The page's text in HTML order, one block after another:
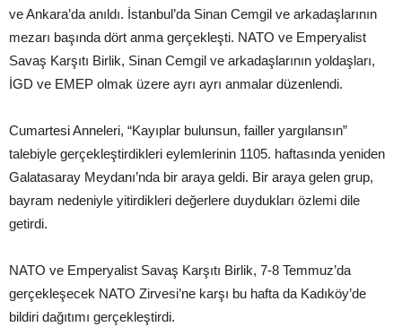
ve Ankara’da anıldı. İstanbul’da Sinan Cemgil ve arkadaşlarının
mezarı başında dört anma gerçekleşti. NATO ve Emperyalist
Savaş Karşıtı Birlik, Sinan Cemgil ve arkadaşlarının yoldaşları,
İGD ve EMEP olmak üzere ayrı ayrı anmalar düzenlendi.
Cumartesi Anneleri, “Kayıplar bulunsun, failler yargılansın”
talebiyle gerçekleştirdikleri eylemlerinin 1105. haftasında yeniden
Galatasaray Meydanı’nda bir araya geldi. Bir araya gelen grup,
bayram nedeniyle yitirdikleri değerlere duydukları özlemi dile
getirdi.
NATO ve Emperyalist Savaş Karşıtı Birlik, 7-8 Temmuz’da
gerçekleşecek NATO Zirvesi’ne karşı bu hafta da Kadıköy’de
bildiri dağıtımı gerçekleştirdi.